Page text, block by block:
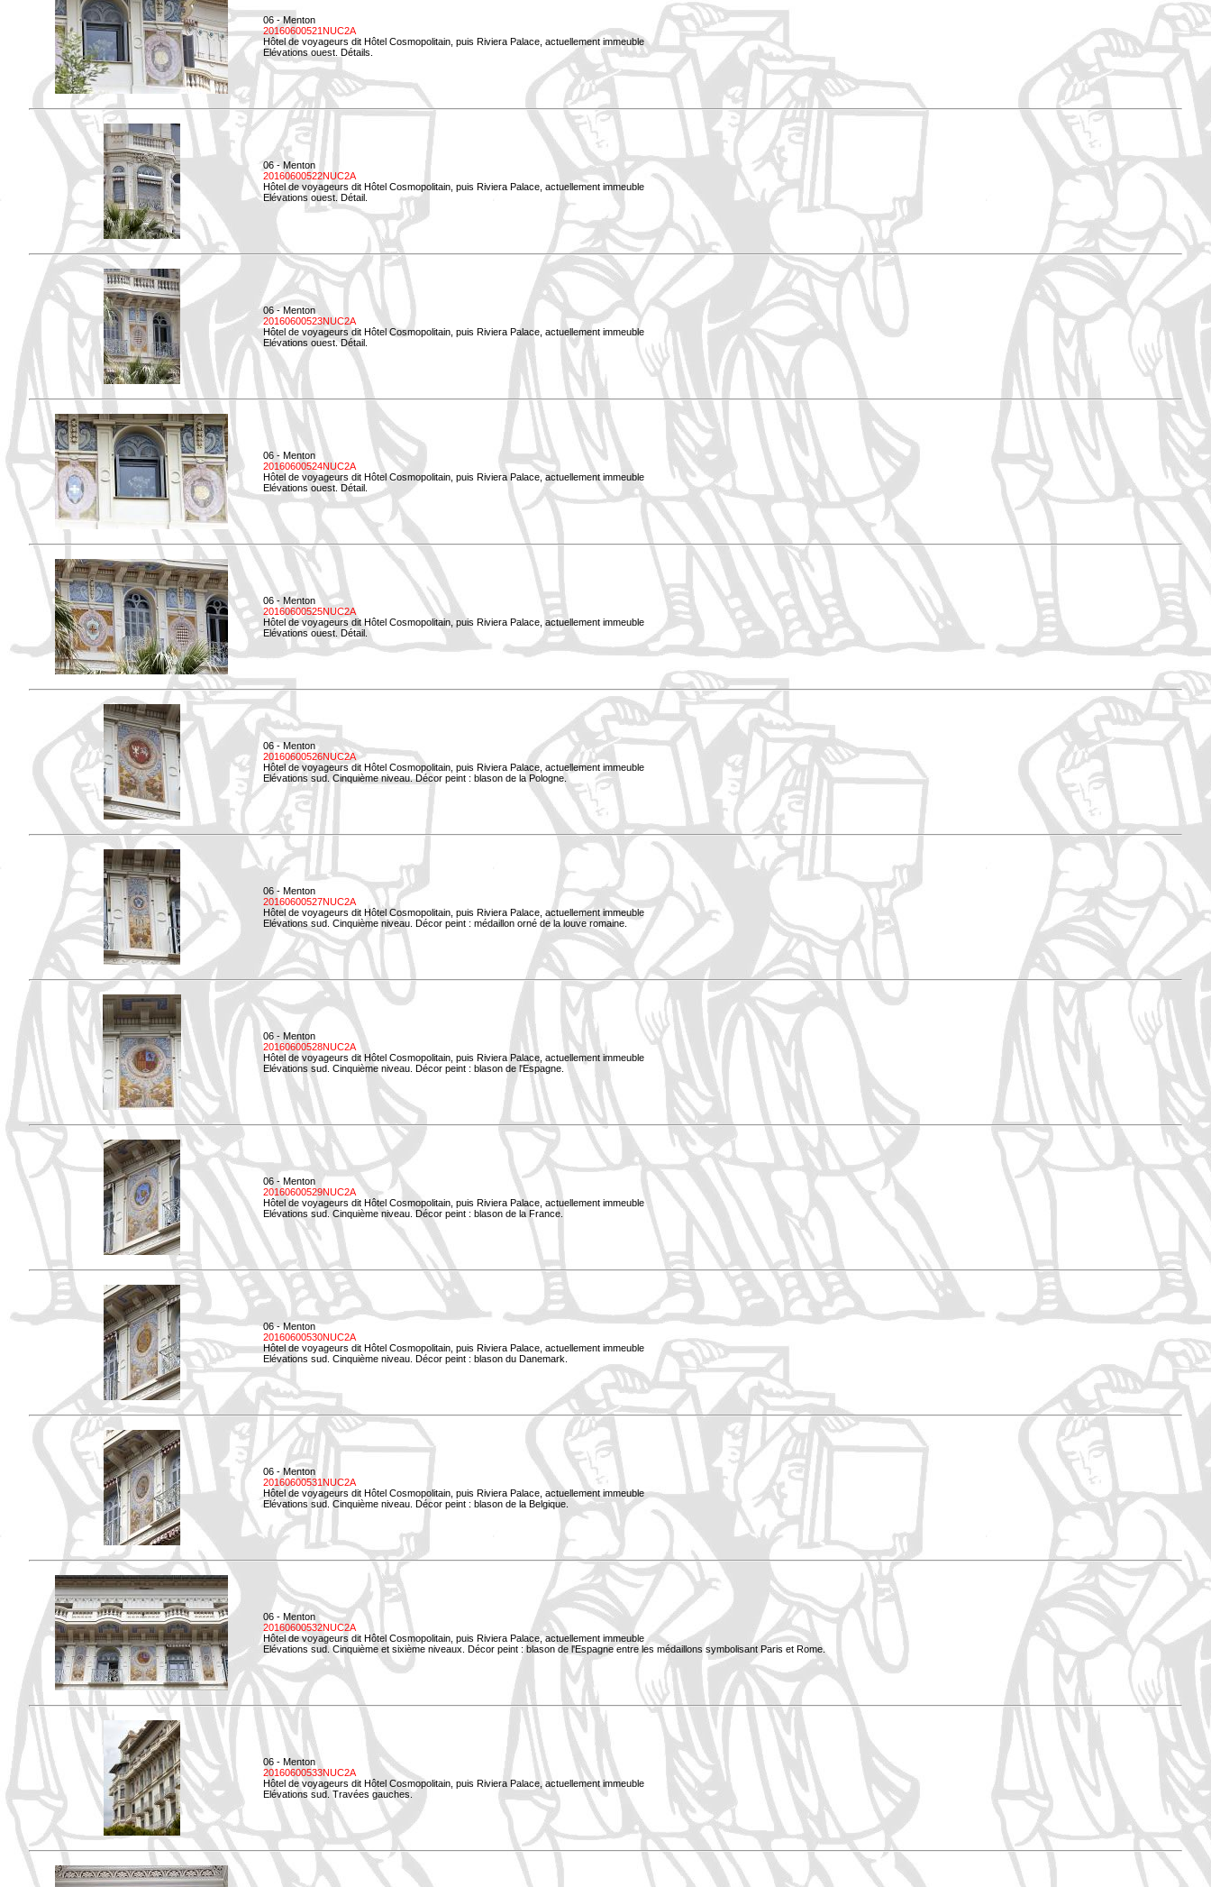
06 - Menton
20160600521NUC2A
Hôtel de voyageurs dit Hôtel Cosmopolitain, puis Riviera Palace, actuellement immeuble
Elévations ouest. Détails.
06 - Menton
20160600522NUC2A
Hôtel de voyageurs dit Hôtel Cosmopolitain, puis Riviera Palace, actuellement immeuble
Elévations ouest. Détail.
06 - Menton
20160600523NUC2A
Hôtel de voyageurs dit Hôtel Cosmopolitain, puis Riviera Palace, actuellement immeuble
Elévations ouest. Détail.
06 - Menton
20160600524NUC2A
Hôtel de voyageurs dit Hôtel Cosmopolitain, puis Riviera Palace, actuellement immeuble
Elévations ouest. Détail.
06 - Menton
20160600525NUC2A
Hôtel de voyageurs dit Hôtel Cosmopolitain, puis Riviera Palace, actuellement immeuble
Elévations ouest. Détail.
06 - Menton
20160600526NUC2A
Hôtel de voyageurs dit Hôtel Cosmopolitain, puis Riviera Palace, actuellement immeuble
Elévations sud. Cinquième niveau. Décor peint : blason de la Pologne.
06 - Menton
20160600527NUC2A
Hôtel de voyageurs dit Hôtel Cosmopolitain, puis Riviera Palace, actuellement immeuble
Elévations sud. Cinquième niveau. Décor peint : médaillon orné de la louve romaine.
06 - Menton
20160600528NUC2A
Hôtel de voyageurs dit Hôtel Cosmopolitain, puis Riviera Palace, actuellement immeuble
Elévations sud. Cinquième niveau. Décor peint : blason de l'Espagne.
06 - Menton
20160600529NUC2A
Hôtel de voyageurs dit Hôtel Cosmopolitain, puis Riviera Palace, actuellement immeuble
Elévations sud. Cinquième niveau. Décor peint : blason de la France.
06 - Menton
20160600530NUC2A
Hôtel de voyageurs dit Hôtel Cosmopolitain, puis Riviera Palace, actuellement immeuble
Elévations sud. Cinquième niveau. Décor peint : blason du Danemark.
06 - Menton
20160600531NUC2A
Hôtel de voyageurs dit Hôtel Cosmopolitain, puis Riviera Palace, actuellement immeuble
Elévations sud. Cinquième niveau. Décor peint : blason de la Belgique.
06 - Menton
20160600532NUC2A
Hôtel de voyageurs dit Hôtel Cosmopolitain, puis Riviera Palace, actuellement immeuble
Elévations sud. Cinquième et sixième niveaux. Décor peint : blason de l'Espagne entre les médaillons symbolisant Paris et Rome.
06 - Menton
20160600533NUC2A
Hôtel de voyageurs dit Hôtel Cosmopolitain, puis Riviera Palace, actuellement immeuble
Elévations sud. Travées gauches.